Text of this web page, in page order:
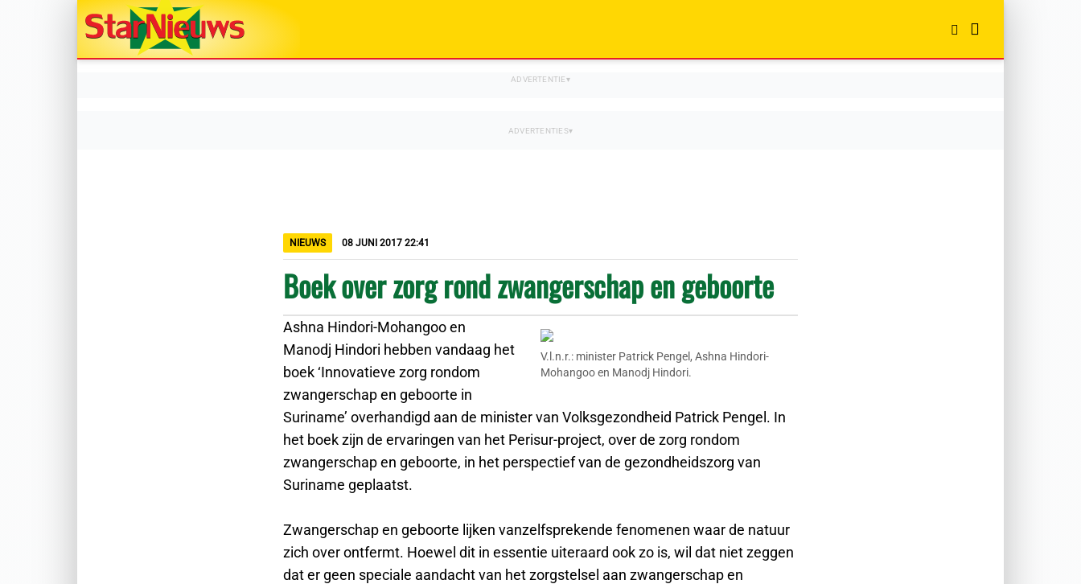
NIEUWS 08 JUNI 2017 22:41
Boek over zorg rond zwangerschap en geboorte
V.l.n.r.: minister Patrick Pengel, Ashna Hindori-
Mohangoo en Manodj Hindori.
Ashna Hindori-Mohangoo en
Manodj Hindori hebben vandaag het
boek ‘Innovatieve zorg rondom
zwangerschap en geboorte in
Suriname’ overhandigd aan de minister van Volksgezondheid Patrick Pengel. In
het boek zijn de ervaringen van het Perisur-project, over de zorg rondom
zwangerschap en geboorte, in het perspectief van de gezondheidszorg van
Suriname geplaatst.
Zwangerschap en geboorte lijken vanzelfsprekende fenomenen waar de natuur
zich over ontfermt. Hoewel dit in essentie uiteraard ook zo is, wil dat niet zeggen
dat er geen speciale aandacht van het zorgstelsel aan zwangerschap en